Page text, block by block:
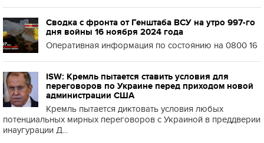
Сводка с фронта от Генштаба ВСУ на утро 997-го
дня войны 16 ноября 2024 года
Оперативная информация по состоянию на 0800 16
ISW: Кремль пытается ставить условия для
переговоров по Украине перед приходом новой
администрации США
Кремль пытается диктовать условия любых
потенциальных мирных переговоров с Украиной в преддверии
инаугурации Д...